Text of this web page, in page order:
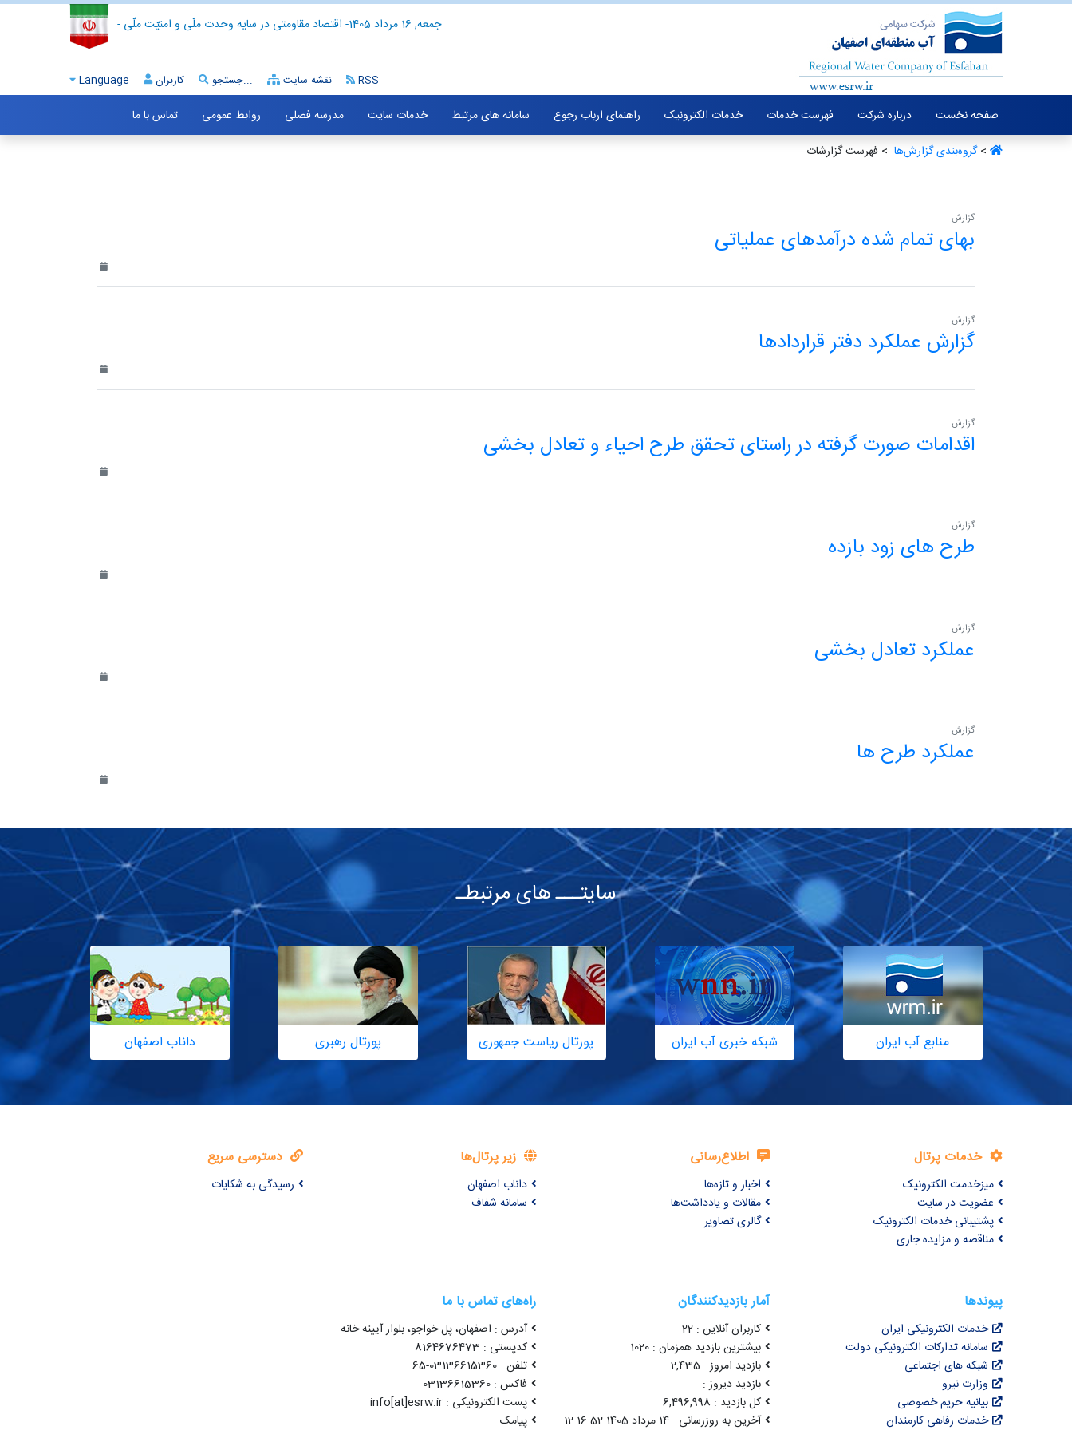
- اقتصاد مقاومتی در سایه وحدت ملّی و امنیّت ملّی - جمعه, 16 مرداد 1405
Language کاربران جستجو... نقشه سایت RSS
صفحه نخست درباره شرکت فهرست خدمات خدمات الکترونیک راهنمای ارباب رجوع سامانه های مرتبط خدمات سایت مدرسه فصلی روابط عمومی
تماس با ما
>گروه‌بندی گزارش‌ها ‏ > فهرست گزارشات
گزارش
بهای تمام شده درآمدهای عملیاتی
گزارش
گزارش عملکرد دفتر قراردادها
گزارش
اقدامات صورت گرفته در راستای تحقق طرح احیاء و تعادل بخشی
گزارش
طرح های زود بازده
گزارش
عملکرد تعادل بخشی
گزارش
عملکرد طرح ها
سایتـــ های مرتبطـ
منابع آب ایران شبکه خبری آب ایران پورتال ریاست جمهوری پورتال رهبری داناب اصفهان
خدمات پرتال
میزخدمت الکترونیک
عضویت در سایت
پشتیبانی خدمات الکترونیک
مناقصه و مزایده جاری
اطلاع‌رسانی
اخبار و تازه‌ها
مقالات و یادداشت‌ها
گالری تصاویر
زیر پرتال‌ها
داناب اصفهان
سامانه شفاف
دسترسی سریع
رسیدگی به شکایات
پیوندها
خدمات الکترونیکی ایران
سامانه تدارکات الکترونیکی دولت
شبکه های اجتماعی
وزارت نیرو
بیانیه حریم خصوصی
خدمات رفاهی کارمندان
آمار بازدیدکنندگان
کاربران آنلاین : 22
بیشترین بازدید همزمان : 1020
بازدید امروز : 2,435
بازدید دیروز :
کل بازدید : 6,496,998
آخرین به روزرسانی : 14 مرداد 1405 12:16:52
راه‌های تماس با ما
آدرس : اصفهان، پل خواجو، بلوار آیینه خانه
کدپستی : 8164676473
تلفن : 03136615360-65
فاکس : 03136615360
پست الکترونیکی : info[at]esrw.ir
پیامک :